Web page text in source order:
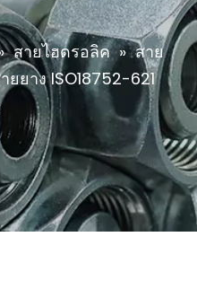
สายไฮดรอลิค » สาย
ยยาง ISO18752-621